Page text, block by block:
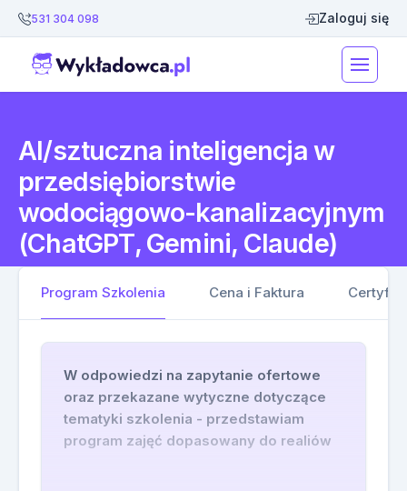
531 304 098 Zaloguj się
AI/sztuczna inteligencja w
przedsiębiorstwie
wodociągowo-kanalizacyjnym
(ChatGPT, Gemini, Claude)
Program Szkolenia Cena i Faktura
W odpowiedzi na zapytanie ofertowe
oraz przekazane wytyczne dotyczące
tematyki szkolenia - przedstawiam
program zajęć dopasowany do realiów